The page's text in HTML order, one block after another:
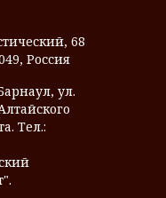
68
Россия
ул.
Тел.: